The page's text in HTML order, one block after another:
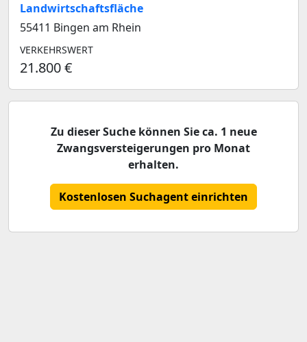
Landwirtschaftsfläche
55411 Bingen am Rhein
VERKEHRSWERT
21.800 €
Zu dieser Suche können Sie ca. 1 neue
Zwangsversteigerungen pro Monat
erhalten.
Kostenlosen Suchagent einrichten